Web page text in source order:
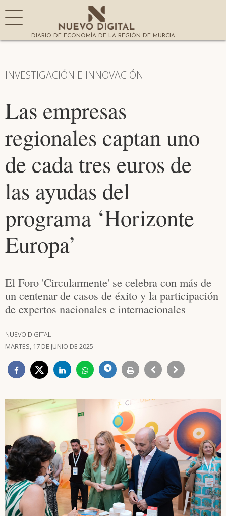
DIARIO DE ECONOMÍA DE LA REGIÓN DE MURCIA
INVESTIGACIÓN E INNOVACIÓN
Las empresas
regionales captan uno
de cada tres euros de
las ayudas del
programa ‘Horizonte
Europa’
El Foro 'Circularmente' se celebra con más de
un centenar de casos de éxito y la participación
de expertos nacionales e internacionales
NUEVO DIGITAL
MARTES, 17 DE JUNIO DE 2025